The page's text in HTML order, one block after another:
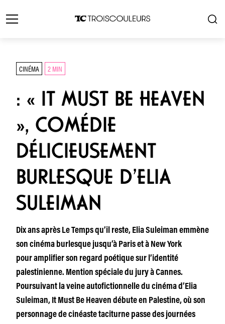
CINÉMA 2 MIN
: « IT MUST BE HEAVEN
», COMÉDIE
DÉLICIEUSEMENT
BURLESQUE D’ELIA
SULEIMAN
Dix ans après Le Temps qu’il reste, Elia Suleiman emmène
son cinéma burlesque jusqu’à Paris et à New York
pour amplifier son regard poétique sur l’identité
palestinienne. Mention spéciale du jury à Cannes.
Poursuivant la veine autofictionnelle du cinéma d’Elia
Suleiman, It Must Be Heaven débute en Palestine, où son
personnage de cinéaste taciturne passe des journées